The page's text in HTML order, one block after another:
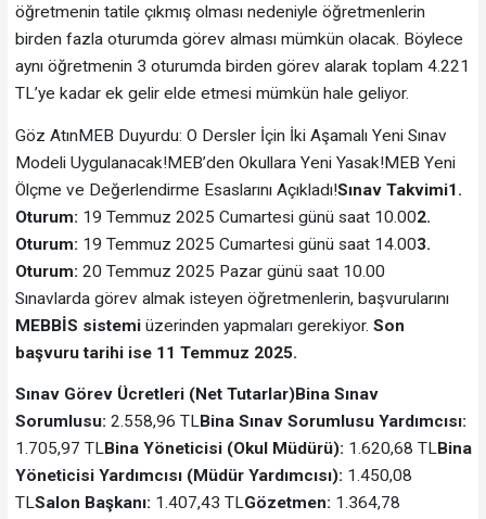
öğretmenin tatile çıkmış olması nedeniyle öğretmenlerin
birden fazla oturumda görev alması mümkün olacak. Böylece
aynı öğretmenin 3 oturumda birden görev alarak toplam 4.221
TL’ye kadar ek gelir elde etmesi mümkün hale geliyor.
Göz AtınMEB Duyurdu: O Dersler İçin İki Aşamalı Yeni Sınav
Modeli Uygulanacak!MEB’den Okullara Yeni Yasak!MEB Yeni
Ölçme ve Değerlendirme Esaslarını Açıkladı!Sınav Takvimi1.
Oturum: 19 Temmuz 2025 Cumartesi günü saat 10.002.
Oturum: 19 Temmuz 2025 Cumartesi günü saat 14.003.
Oturum: 20 Temmuz 2025 Pazar günü saat 10.00
Sınavlarda görev almak isteyen öğretmenlerin, başvurularını
MEBBİS sistemiüzerinden yapmaları gerekiyor. Son
başvuru tarihi ise 11 Temmuz 2025.
Sınav Görev Ücretleri (Net Tutarlar)Bina Sınav
Sorumlusu: 2.558,96 TLBina Sınav Sorumlusu Yardımcısı:
1.705,97 TLBina Yöneticisi (Okul Müdürü): 1.620,68 TLBina
Yöneticisi Yardımcısı (Müdür Yardımcısı): 1.450,08
TLSalon Başkanı: 1.407,43 TLGözetmen: 1.364,78